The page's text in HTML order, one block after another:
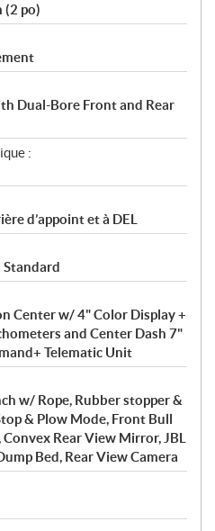
(2 po)
Dual-Bore Front and Rear
:
d’appoint et à DEL
Center w/ 4" Color Display +
and Center Dash 7"
Telematic Unit
w/ Rope, Rubber stopper &
& Plow Mode, Front Bull
Rear View Mirror, JBL
Bed, Rear View Camera